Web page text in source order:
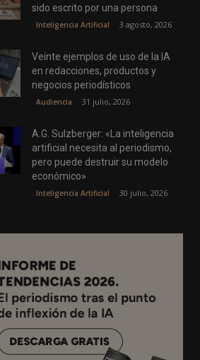
sido escrito por una persona
Inteligencia Artificial 3 agosto, 2026
Veinte ejemplos de uso de la IA
en redacciones, productos y
negocios periodísticos
Audiencia 31 julio, 2026
A.G. Sulzberger: «La inteligencia
artificial necesita al periodismo,
pero puede destruir su modelo
económico»
Inteligencia Artificial 30 julio, 2026